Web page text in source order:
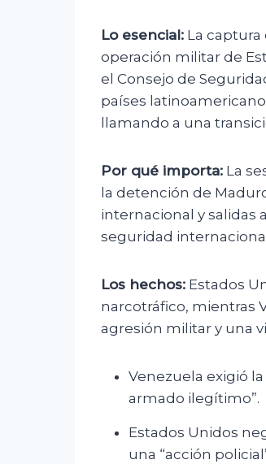
Lo esencial: La
operación militar de
el Consejo de
países
llamando a una
Por qué importa: La
la detención de
internacional y salidas
seguridad
Los hechos: Estados
narcotráfico, mientras
agresión militar y una
Venezuela exigió
armado ilegítimo”.
Estados Unidos
una “acción